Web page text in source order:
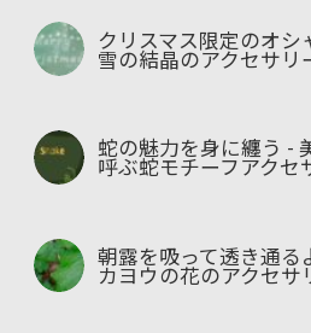
クリスマス限定のオシ
雪の結晶のアクセサ
蛇の魅力を身に纏う -
呼ぶ蛇モチーフアク
朝露を吸って透き通る
カヨウの花のアクセ